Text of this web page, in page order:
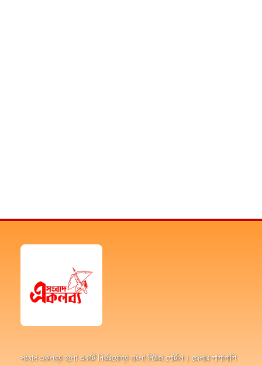
সংবাদ একলব্য হলো একটি নির্ভরযোগ্য বাংলা নিউজ পোর্টাল। জেলার পাশাপাশি